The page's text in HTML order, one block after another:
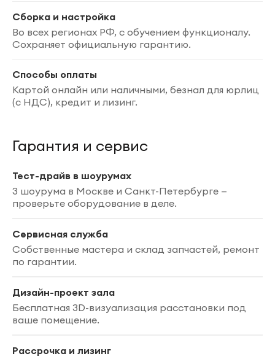
Сборка и настройка
Во всех регионах РФ, с обучением функционалу.
Сохраняет официальную гарантию.
Способы оплаты
Картой онлайн или наличными, безнал для юрлиц
(с НДС), кредит и лизинг.
Гарантия и сервис
Тест-драйв в шоурумах
3 шоурума в Москве и Санкт-Петербурге —
проверьте оборудование в деле.
Сервисная служба
Собственные мастера и склад запчастей, ремонт
по гарантии.
Дизайн-проект зала
Бесплатная 3D-визуализация расстановки под
ваше помещение.
Рассрочка и лизинг